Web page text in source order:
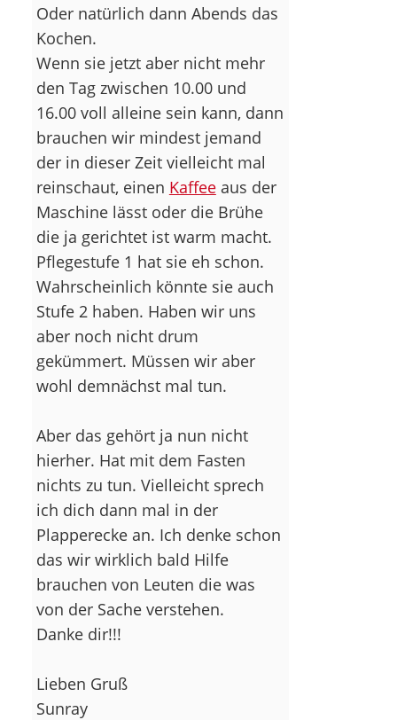
Oder natürlich dann Abends das
Kochen.
Wenn sie jetzt aber nicht mehr
den Tag zwischen 10.00 und
16.00 voll alleine sein kann, dann
brauchen wir mindest jemand
der in dieser Zeit vielleicht mal
reinschaut, einen Kaffeeaus der
Maschine lässt oder die Brühe
die ja gerichtet ist warm macht.
Pflegestufe 1 hat sie eh schon.
Wahrscheinlich könnte sie auch
Stufe 2 haben. Haben wir uns
aber noch nicht drum
gekümmert. Müssen wir aber
wohl demnächst mal tun.
Aber das gehört ja nun nicht
hierher. Hat mit dem Fasten
nichts zu tun. Vielleicht sprech
ich dich dann mal in der
Plapperecke an. Ich denke schon
das wir wirklich bald Hilfe
brauchen von Leuten die was
von der Sache verstehen.
Danke dir!!!
Lieben Gruß
Sunray